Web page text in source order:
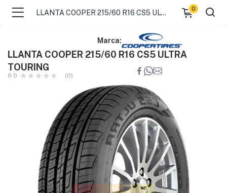
LLANTA COOPER 215/60 R16 CS5 ULTRA TOURING
0
Marca:
LLANTA COOPER 215/60 R16 CS5 ULTRA
TOURING
0.0 (0)